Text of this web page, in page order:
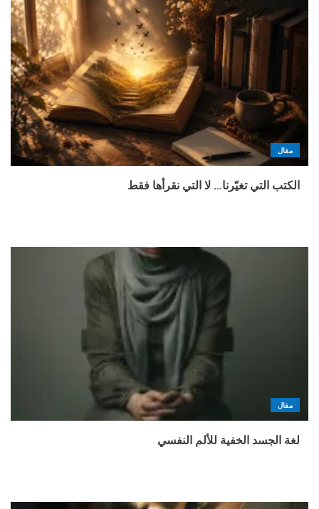
مقال
الكتب التي تغيّرنا… لا التي نقرأها فقط
مقال
لغة الجسد الخفية للألم النفسي